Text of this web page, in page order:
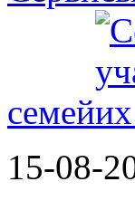
семей
15-08-